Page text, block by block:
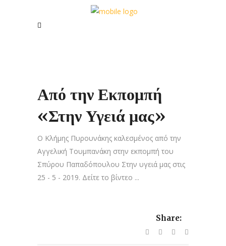
Από την Εκπομπή
«Στην Υγειά μας»
Ο Κλήμης Πυρουνάκης καλεσμένος από την
Αγγελική Τουμπανάκη στην εκπομπή του
Σπύρου Παπαδόπουλου Στην υγειά μας στις
25 - 5 - 2019. Δείτε το βίντεο ...
Share: